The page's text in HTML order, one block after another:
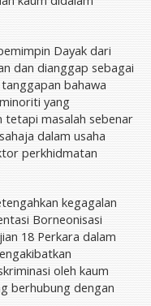
Dayak dari
dan dianggap sebagai
bahawa
yang
tetapi masalah sebenar
dalam usaha
perkhidmatan
kegagalan
Borneonisasi
18 Perkara dalam
oleh kaum
berhubung dengan